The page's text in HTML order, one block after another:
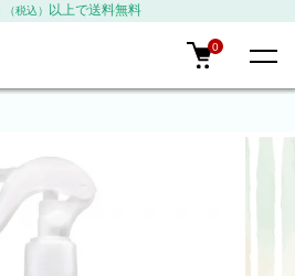
（税込） 以上で送料無料
0